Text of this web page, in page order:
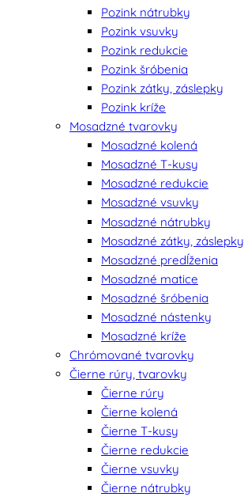
Pozink nátrubky
Pozink vsuvky
Pozink redukcie
Pozink šróbenia
Pozink zátky, záslepky
Pozink kríže
Mosadzné tvarovky
Mosadzné kolená
Mosadzné T-kusy
Mosadzné redukcie
Mosadzné vsuvky
Mosadzné nátrubky
Mosadzné zátky, záslepky
Mosadzné predĺženia
Mosadzné matice
Mosadzné šróbenia
Mosadzné nástenky
Mosadzné kríže
Chrómované tvarovky
Čierne rúry, tvarovky
Čierne rúry
Čierne kolená
Čierne T-kusy
Čierne redukcie
Čierne vsuvky
Čierne nátrubky